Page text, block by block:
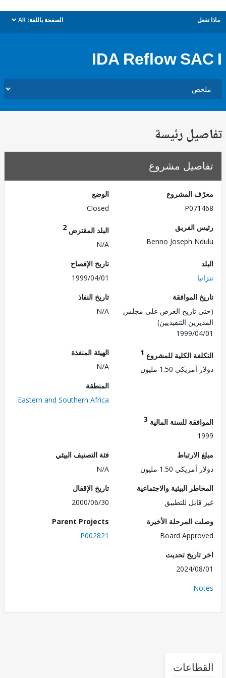
الصفحة باللغة: AR
dropdown
IDA Reflow
رئيسة
مشروع
المشروع
الفريق
Benno Joseph
البلد المقترض
تاريخ الإفصاح
1999/04/01
الموافقة
تاريخ العرض على مجلس
التنفيذيين)
1999/
تاريخ النفاذ
N/A
الكلية للمشروع1
1.50 مليون
الهيئة المنفذة
Eastern and Southern Africa
للسنة المالية3
1.50 مليون
فئة التصنيف البيئي
البيئية والاجتماعية
للتطبيق
تاريخ الإقفال
2000/06/30
المرحلة الأخيرة
Board
Parent Projects
P002821
تحديث
2024/